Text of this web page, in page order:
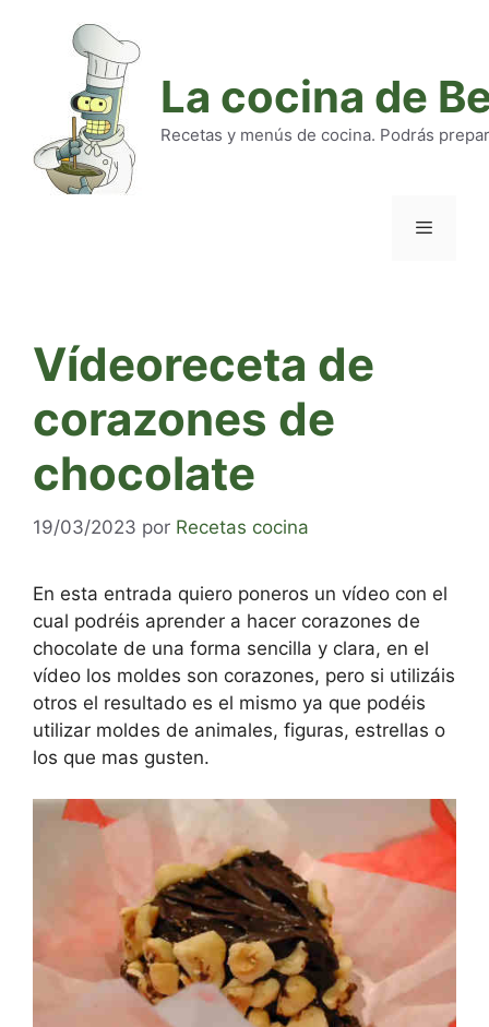
La cocina de
Recetas y menús de cocina. Podrás
Vídeoreceta de
corazones de
chocolate
19/03/2023 por Recetas cocina
En esta entrada quiero poneros un vídeo con el
cual podréis aprender a hacer corazones de
chocolate de una forma sencilla y clara, en el
vídeo los moldes son corazones, pero si utilizáis
otros el resultado es el mismo ya que podéis
utilizar moldes de animales, figuras, estrellas o
los que mas gusten.